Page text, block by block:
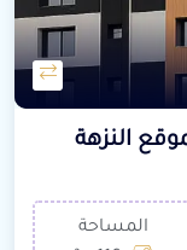
المساحة